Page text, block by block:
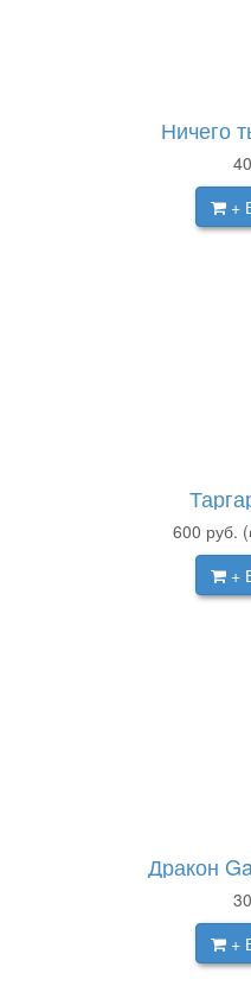
Ничего
+
600 руб. (
+
Дракон
+